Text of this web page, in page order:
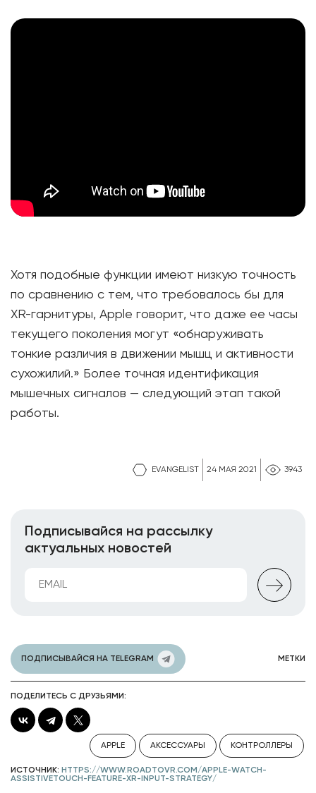
EVANGELIST 24 МАЯ 2021 3943
Хотя подобные функции имеют низкую точность
по сравнению с тем, что требовалось бы для
XR-гарнитуры, Apple говорит, что даже ее часы
текущего поколения могут «обнаруживать
тонкие различия в движении мышц и активности
сухожилий.» Более точная идентификация
мышечных сигналов — следующий этап такой
работы.
Подписывайся на рассылку
актуальных новостей
ПОДПИСЫВАЙСЯ НА TELEGRAM МЕТКИ
ПОДЕЛИТЕСЬ С ДРУЗЬЯМИ:
APPLE АКСЕССУАРЫ КОНТРОЛЛЕРЫ
ИСТОЧНИК: HTTPS://WWW.ROADTOVR.COM/APPLE-WATCH-
ASSISTIVETOUCH-FEATURE-XR-INPUT-STRATEGY/